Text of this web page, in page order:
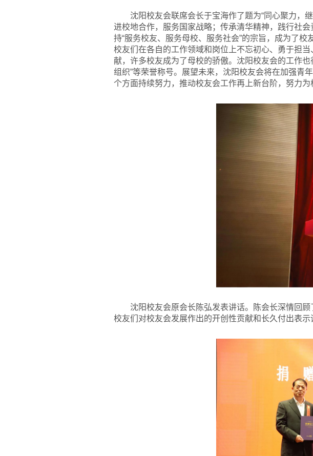
沈阳校友会联席会长于宝海作了题为“同心聚力，
进校地合作，服务国家战略；传承清华精神，践行社
持“服务校友、服务母校、服务社会”的宗旨，成为了
校友们在各自的工作领域和岗位上不忘初心、勇于担
献，许多校友成为了母校的骄傲。沈阳校友会的工作
组织”等荣誉称号。展望未来，沈阳校友会将在加强青
个方面持续努力，推动校友会工作再上新台阶，努力
沈阳校友会原会长陈弘发表讲话。陈会长深情回
校友们对校友会发展作出的开创性贡献和长久付出表